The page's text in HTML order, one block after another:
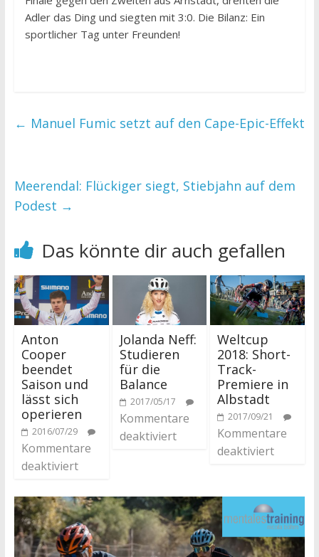
Adler das Ding und siegten mit 3:0. Die Bilanz: Ein
sportlicher Tag unter Freunden!
← Manuel Fumic setzt auf den Cape-Epic-Effekt
Meerendal: Flückiger siegt, Stiebjahn auf dem
Podest →
Das könnte dir auch gefallen
Anton
Cooper
beendet
Saison und
lässt sich
operieren
2016/07/29
Kommentare
deaktiviert
Jolanda Neff:
Studieren
für die
Balance
2017/05/17
Kommentare
deaktiviert
Weltcup
2018: Short-
Track-
Premiere in
Albstadt
2017/09/21
Kommentare
deaktiviert